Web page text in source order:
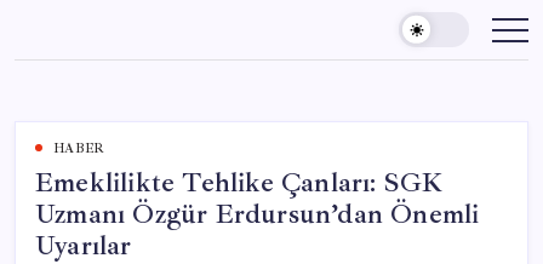
content
HABER
Emeklilikte Tehlike Çanları: SGK
Uzmanı Özgür Erdursun’dan Önemli
Uyarılar